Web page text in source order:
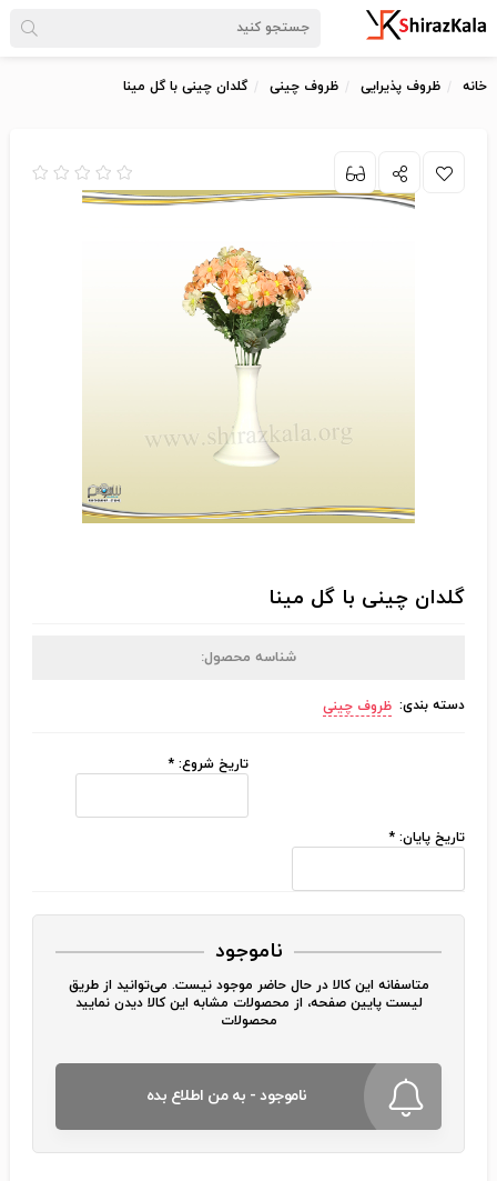
خانه ظروف پذیرایی ظروف چینی گلدان چینی با گل مینا
گلدان چینی با گل مینا
شناسه محصول:
دسته بندی: ظروف چینی
تاریخ شروع: *
تاریخ پایان: *
ناموجود
متاسفانه این کالا در حال حاضر موجود نیست. می‌توانید از طریق
لیست پایین صفحه، از محصولات مشابه این کالا دیدن نمایید
محصولات
ناموجود - به من اطلاع بده